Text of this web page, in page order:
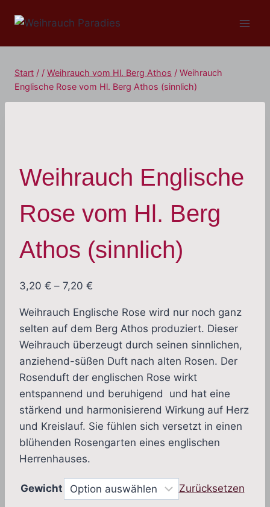
Inhalt
Start / / Weihrauch vom Hl. Berg Athos / Weihrauch
Englische Rose vom Hl. Berg Athos (sinnlich)
Weihrauch Englische
Rose vom Hl. Berg
Athos (sinnlich)
3,20 € – 7,20 €
bis
7,20 €
Weihrauch Englische Rose wird nur noch ganz
selten auf dem Berg Athos produziert. Dieser
Weihrauch überzeugt durch seinen sinnlichen,
anziehend-süßen Duft nach alten Rosen. Der
Rosenduft der englischen Rose wirkt
entspannend und beruhigend und hat eine
stärkend und harmonisierend Wirkung auf Herz
und Kreislauf. Sie fühlen sich versetzt in einen
blühenden Rosengarten eines englischen
Herrenhauses.
Gewicht Zurücksetzen